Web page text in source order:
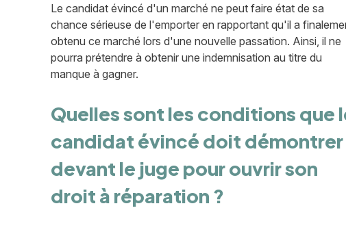
Le candidat évincé d'un marché ne peut faire état de sa
chance sérieuse de l'emporter en rapportant qu'il a
obtenu ce marché lors d'une nouvelle passation. Ainsi, il ne
pourra prétendre à obtenir une indemnisation au titre du
manque à gagner.
Quelles sont les conditions que
candidat évincé doit démontrer
devant le juge pour ouvrir son
droit à réparation ?